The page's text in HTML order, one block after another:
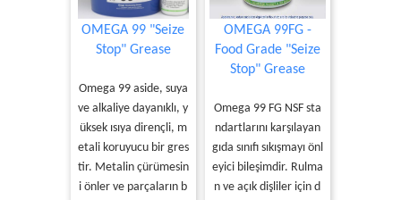
OMEGA 99 "Seize
Stop" Grease
Omega 99 aside, suya
ve alkaliye dayanıklı, y
üksek ısıya dirençli, m
etali koruyucu bir gres
tir. Metalin çürümesin
i önler ve parçaların b
OMEGA 99FG -
Food Grade "Seize
Stop" Grease
Omega 99 FG NSF sta
ndartlarını karşılayan
gıda sınıfı sıkışmayı önl
eyici bileşimdir. Rulma
n ve açık dişliler için d